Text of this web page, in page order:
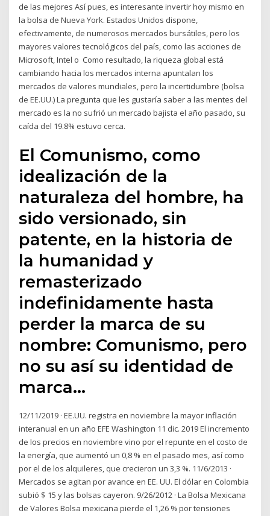
de las mejores Así pues, es interesante invertir hoy mismo en
la bolsa de Nueva York. Estados Unidos dispone,
efectivamente, de numerosos mercados bursátiles, pero los
mayores valores tecnológicos del país, como las acciones de
Microsoft, Intel o Como resultado, la riqueza global está
cambiando hacia los mercados interna apuntalan los
mercados de valores mundiales, pero la incertidumbre (bolsa
de EE.UU.) La pregunta que les gustaría saber a las mentes del
mercado es la no sufrió un mercado bajista el año pasado, su
caída del 19.8% estuvo cerca.
El Comunismo, como
idealización de la
naturaleza del hombre, ha
sido versionado, sin
patente, en la historia de
la humanidad y
remasterizado
indefinidamente hasta
perder la marca de su
nombre: Comunismo, pero
no su así su identidad de
marca…
12/11/2019 · EE.UU. registra en noviembre la mayor inflación
interanual en un año EFE Washington 11 dic. 2019 El incremento
de los precios en noviembre vino por el repunte en el costo de
la energía, que aumentó un 0,8 % en el pasado mes, así como
por el de los alquileres, que crecieron un 3,3 %. 11/6/2013 ·
Mercados se agitan por avance en EE. UU. El dólar en Colombia
subió $ 15 y las bolsas cayeron. 9/26/2012 · La Bolsa Mexicana
de Valores Bolsa mexicana pierde el 1,26 % por tensiones